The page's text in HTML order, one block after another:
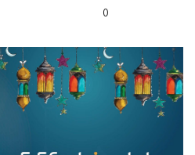
0